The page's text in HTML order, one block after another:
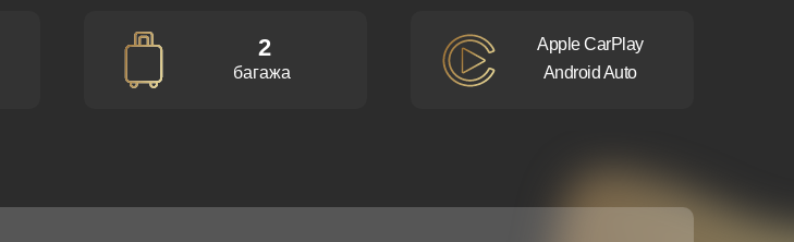
2
багажа
Apple CarPlay
Android Auto